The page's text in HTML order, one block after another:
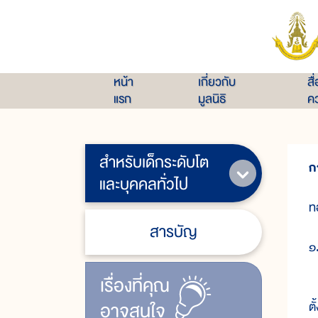
หน้า
แรก
เกี่ยวกับ
มูลนิธิ
สื่
ค
สำหรับเด็กระดับโต
และบุคคลทั่วไป
สารบัญ
เรื่ิองที่คุณ
อาจสนใจ